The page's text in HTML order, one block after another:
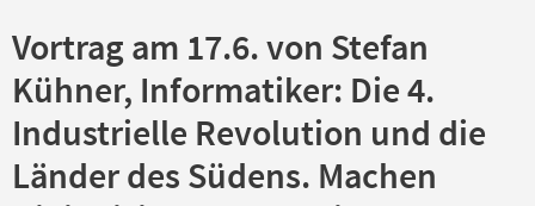
Vortrag am 17.6. von Stefan
Kühner, Informatiker: Die 4.
Industrielle Revolution und die
Länder des Südens. Machen